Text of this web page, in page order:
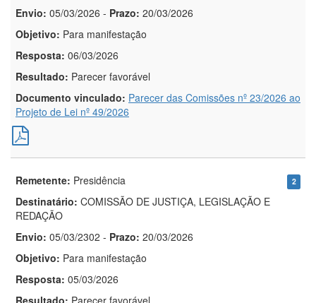
Envio: 05/03/2026 - Prazo: 20/03/2026
Objetivo: Para manifestação
Resposta: 06/03/2026
Resultado: Parecer favorável
Documento vinculado: Parecer das Comissões nº 23/2026 ao
Projeto de Lei nº 49/2026
2
Remetente: Presidência
Destinatário: COMISSÃO DE JUSTIÇA, LEGISLAÇÃO E
REDAÇÃO
Envio: 05/03/2302 - Prazo: 20/03/2026
Objetivo: Para manifestação
Resposta: 05/03/2026